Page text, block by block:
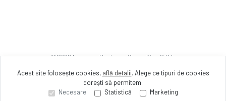
©2026Imozone Business Consulting S.R.L.
Site creat în
Acest site folosește cookies, află detalii. Alege ce tipuri de cookies
dorești să permitem:
Necesare
Statistică Marketing